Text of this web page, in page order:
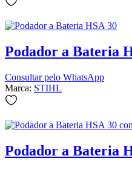
Podador a Bateria
Consultar pelo WhatsApp
Marca: STIHL
Podador a Bateria